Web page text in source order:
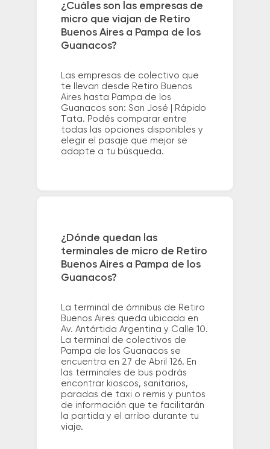
¿Cuáles son las empresas de
micro que viajan de Retiro
Buenos Aires a Pampa de los
Guanacos?
Las empresas de colectivo que
te llevan desde Retiro Buenos
Aires hasta Pampa de los
Guanacos son: San José | Rápido
Tata. Podés comparar entre
todas las opciones disponibles y
elegir el pasaje que mejor se
adapte a tu búsqueda.
¿Dónde quedan las
terminales de micro de Retiro
Buenos Aires a Pampa de los
Guanacos?
La terminal de ómnibus de Retiro
Buenos Aires queda ubicada en
Av. Antártida Argentina y Calle 10.
La terminal de colectivos de
Pampa de los Guanacos se
encuentra en 27 de Abril 126. En
las terminales de bus podrás
encontrar kioscos, sanitarios,
paradas de taxi o remis y puntos
de información que te facilitarán
la partida y el arribo durante tu
viaje.